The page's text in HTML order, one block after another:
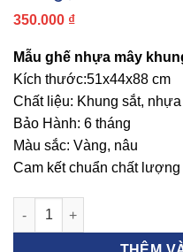
350.000 ₫
Mẫu ghế nhựa mây
Kích thước:51x44x88 cm
Chất liệu: Khung sắt,
Bảo Hành: 6 tháng
Màu sắc: Vàng, nâu
Cam kết chuẩn chất lượng
Mẫu ghế nhựa mây khung